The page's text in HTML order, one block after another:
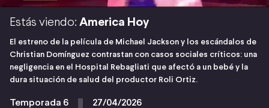
Estás viendo: America Hoy
El estreno de la película de Michael Jackson y los escándalos de
Christian Domínguez contrastan con casos sociales críticos: una
negligencia en el Hospital Rebagliati que afectó a un bebé y la
dura situación de salud del productor Roli Ortiz.
Temporada 6 27/04/2026